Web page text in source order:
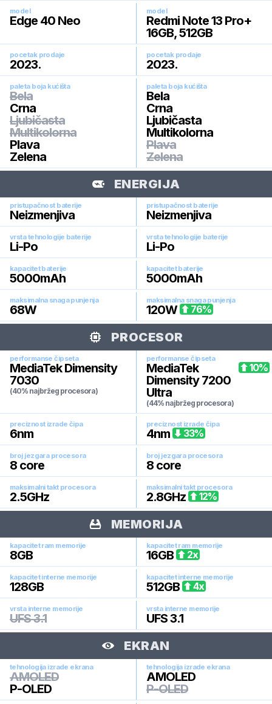
model
Edge 40 Neo
model
Redmi Note 13 Pro+
16GB, 512GB
pocetak prodaje
2023.
pocetak prodaje
2023.
paleta boja kućišta
Bela
Crna
Ljubičasta
Multikolorna
Plava
Zelena
paleta boja kućišta
Bela
Crna
Ljubičasta
Multikolorna
Plava
Zelena
ENERGIJA
pristupačnost baterije
Neizmenjiva
pristupačnost baterije
Neizmenjiva
vrsta tehnologije baterije
Li-Po
vrsta tehnologije baterije
Li-Po
kapacitet baterije
5000mAh
kapacitet baterije
5000mAh
maksimalna snaga punjenja
68W
maksimalna snaga punjenja
120W 76%
PROCESOR
performanse čipseta
MediaTek Dimensity
7030
(40% najbržeg procesora)
performanse čipseta
MediaTek
Dimensity 7200
Ultra
(44% najbržeg procesora)
10%
preciznost izrade čipa
6nm
preciznost izrade čipa
4nm 33%
broj jezgara procesora
8 core
broj jezgara procesora
8 core
maksimalni takt procesora
2.5GHz
maksimalni takt procesora
2.8GHz 12%
MEMORIJA
kapacitet ram memorije
8GB
kapacitet ram memorije
16GB 2x
kapacitet interne memorije
128GB
kapacitet interne memorije
512GB 4x
vrsta interne memorije
UFS 3.1
vrsta interne memorije
UFS 3.1
EKRAN
tehnologija izrade ekrana
AMOLED
P-OLED
tehnologija izrade ekrana
AMOLED
P-OLED